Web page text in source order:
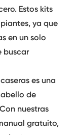
Estos kits
ya que
en un solo
buscar
caseras es una
de
nuestras
gratuito,